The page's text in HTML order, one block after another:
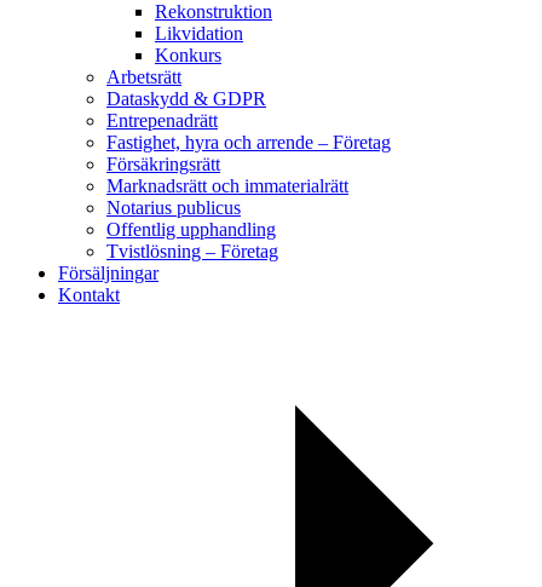
Rekonstruktion
Likvidation
Konkurs
Arbetsrätt
Dataskydd & GDPR
Entrepenadrätt
Fastighet, hyra och arrende – Företag
Försäkringsrätt
Marknadsrätt och immaterialrätt
Notarius publicus
Offentlig upphandling
Tvistlösning – Företag
Försäljningar
Kontakt